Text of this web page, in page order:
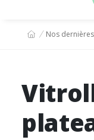
Vous êtes ici :
Nos